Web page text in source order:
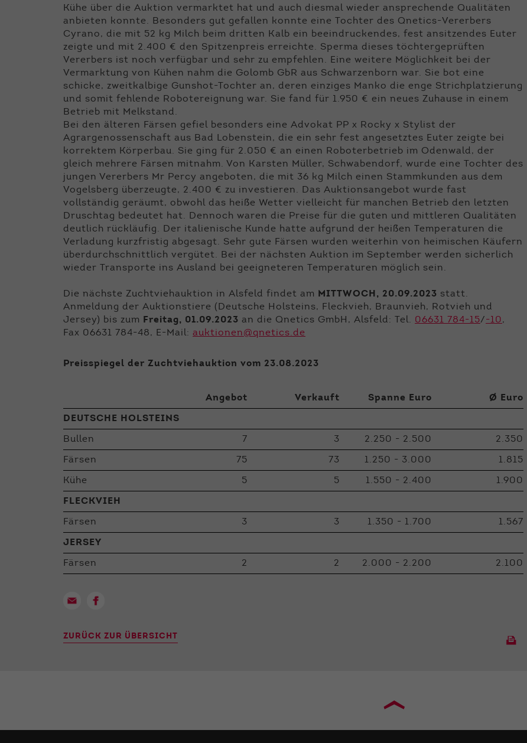
Kühe über die Auktion vermarktet hat und auch diesmal wieder ansprechende Qualitäten
anbieten konnte. Besonders gut gefallen konnte eine Tochter des Qnetics-Vererbers
Cyrano, die mit 52 kg Milch beim dritten Kalb ein beeindruckendes, fest ansitzendes Euter
zeigte und mit 2.400 € den Spitzenpreis erreichte. Sperma dieses töchtergeprüften
Vererbers ist noch verfügbar und sehr zu empfehlen. Eine weitere Möglichkeit bei der
Vermarktung von Kühen nahm die Golomb GbR aus Schwarzenborn war. Sie bot eine
schicke, zweitkalbige Gunshot-Tochter an, deren einziges Manko die enge Strichplatzierung
und somit fehlende Robotereignung war. Sie fand für 1.950 € ein neues Zuhause in einem
Betrieb mit Melkstand.
Bei den älteren Färsen gefiel besonders eine Advokat PP x Rocky x Stylist der
Agrargenossenschaft aus Bad Lobenstein, die ein sehr fest angesetztes Euter zeigte bei
korrektem Körperbau. Sie ging für 2.050 € an einen Roboterbetrieb im Odenwald, der
gleich mehrere Färsen mitnahm. Von Karsten Müller, Schwabendorf, wurde eine Tochter des
jungen Vererbers Mr Percy angeboten, die mit 36 kg Milch einen Stammkunden aus dem
Vogelsberg überzeugte, 2.400 € zu investieren. Das Auktionsangebot wurde fast
vollständig geräumt, obwohl das heiße Wetter vielleicht für manchen Betrieb den letzten
Druschtag bedeutet hat. Dennoch waren die Preise für die guten und mittleren Qualitäten
deutlich rückläufig. Der italienische Kunde hatte aufgrund der heißen Temperaturen die
Verladung kurzfristig abgesagt. Sehr gute Färsen wurden weiterhin von heimischen Käufern
überdurchschnittlich vergütet. Bei der nächsten Auktion im September werden sicherlich
wieder Transporte ins Ausland bei geeigneteren Temperaturen möglich sein.
Die nächste Zuchtviehauktion in Alsfeld findet am MITTWOCH, 20.09.2023 statt.
Anmeldung der Auktionstiere (Deutsche Holsteins, Fleckvieh, Braunvieh, Rotvieh und
Jersey) bis zum
Freitag, 01.09.2023 an die Qnetics GmbH, Alsfeld: Tel. 06631 784-15/-10,
Fax 06631 784-48, E-Mail: auktionen@qnetics.de
Preisspiegel der Zuchtviehauktion vom 23.08.2023
Angebot Verkauft Spanne Euro Ø Euro
DEUTSCHE HOLSTEINS
Bullen 7 3 2.250 - 2.500 2.350
Färsen 75 73 1.250 - 3.000 1.815
Kühe 5 5 1.550 - 2.400 1.900
FLECKVIEH
Färsen 3 3 1.350 - 1.700 1.567
JERSEY
Färsen 2 2 2.000 - 2.200 2.100
ZURÜCK ZUR ÜBERSICHT
›